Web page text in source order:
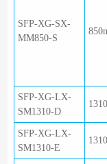
SFP-XG-SX-
MM850-S
SFP-XG-LX-
SM1310-D
SFP-XG-LX-
SM1310-E